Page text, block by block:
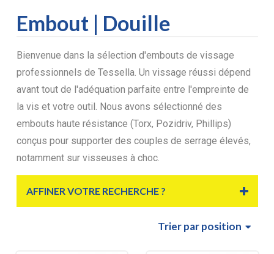
Embout | Douille
Bienvenue dans la sélection d'embouts de vissage
professionnels de Tessella. Un vissage réussi dépend
avant tout de l'adéquation parfaite entre l'empreinte de
la vis et votre outil. Nous avons sélectionné des
embouts haute résistance (Torx, Pozidriv, Phillips)
conçus pour supporter des couples de serrage élevés,
notamment sur visseuses à choc.
AFFINER VOTRE RECHERCHE ?
Trierpar position